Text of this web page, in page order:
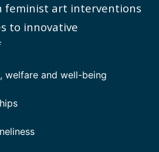
feminist art interventions
to innovative
welfare and well-being